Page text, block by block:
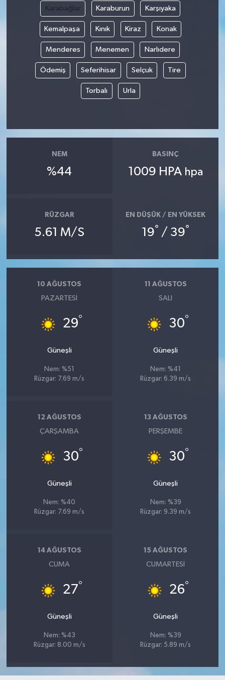
Karabağlar Karaburun Karşıyaka
Kemalpaşa Kınık Kiraz Konak
Menderes Menemen Narlıdere
Ödemiş Seferihisar Selçuk Tire
Torbalı Urla
NEM
%44
BASINÇ
1009 HPA hpa
RÜZGAR
5.61 M/S
EN DÜŞÜK / EN YÜKSEK
19° / 39°
10 AĞUSTOS
PAZARTESI
29°
Güneşli
Nem: %51
Rüzgar: 7.69 m/s
11 AĞUSTOS
SALI
30°
Güneşli
Nem: %41
Rüzgar: 6.39 m/s
12 AĞUSTOS
ÇARŞAMBA
30°
Güneşli
Nem: %40
Rüzgar: 7.69 m/s
13 AĞUSTOS
PERŞEMBE
30°
Güneşli
Nem: %39
Rüzgar: 9.39 m/s
14 AĞUSTOS
CUMA
27°
Güneşli
Nem: %43
Rüzgar: 8.00 m/s
15 AĞUSTOS
CUMARTESI
26°
Güneşli
Nem: %39
Rüzgar: 5.89 m/s